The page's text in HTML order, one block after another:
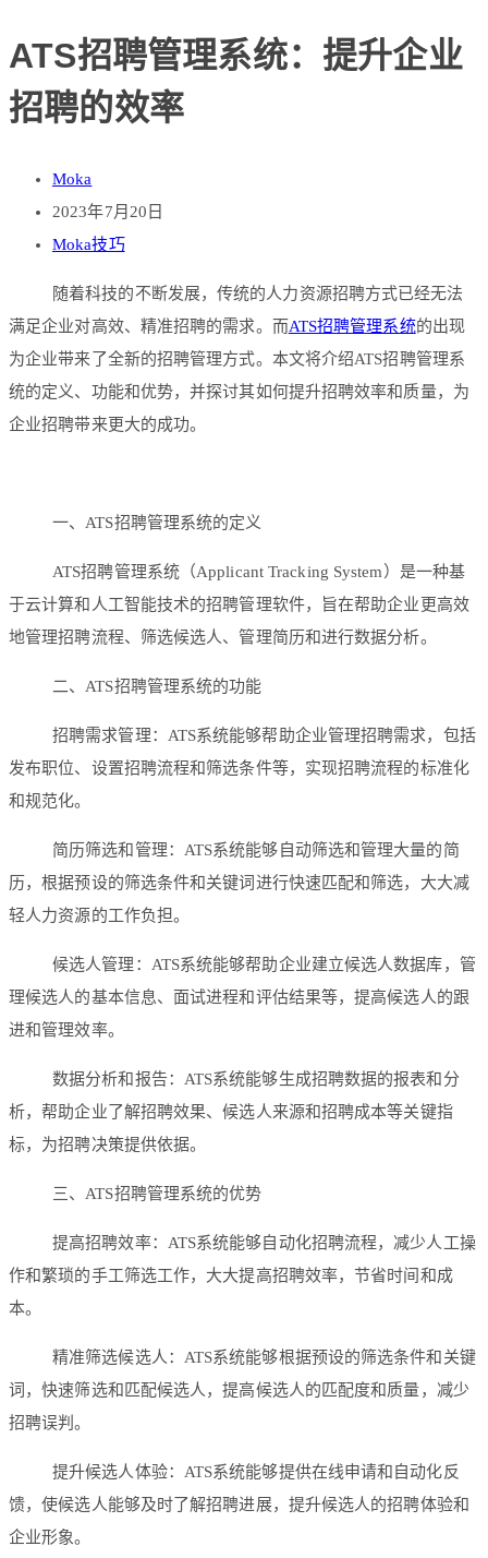
ATS招聘管理系统：提升企业
招聘的效率
Moka
2023年7月20日
Moka技巧
随着科技的不断发展，传统的人力资源招聘方式已经无法
满足企业对高效、精准招聘的需求。而ATS招聘管理系统的出现
为企业带来了全新的招聘管理方式。本文将介绍ATS招聘管理系
统的定义、功能和优势，并探讨其如何提升招聘效率和质量，为
企业招聘带来更大的成功。
一、ATS招聘管理系统的定义
ATS招聘管理系统（Applicant Tracking System）是一种基
于云计算和人工智能技术的招聘管理软件，旨在帮助企业更高效
地管理招聘流程、筛选候选人、管理简历和进行数据分析。
二、ATS招聘管理系统的功能
招聘需求管理：ATS系统能够帮助企业管理招聘需求，包括
发布职位、设置招聘流程和筛选条件等，实现招聘流程的标准化
和规范化。
简历筛选和管理：ATS系统能够自动筛选和管理大量的简
历，根据预设的筛选条件和关键词进行快速匹配和筛选，大大减
轻人力资源的工作负担。
候选人管理：ATS系统能够帮助企业建立候选人数据库，管
理候选人的基本信息、面试进程和评估结果等，提高候选人的跟
进和管理效率。
数据分析和报告：ATS系统能够生成招聘数据的报表和分
析，帮助企业了解招聘效果、候选人来源和招聘成本等关键指
标，为招聘决策提供依据。
三、ATS招聘管理系统的优势
提高招聘效率：ATS系统能够自动化招聘流程，减少人工操
作和繁琐的手工筛选工作，大大提高招聘效率，节省时间和成
本。
精准筛选候选人：ATS系统能够根据预设的筛选条件和关键
词，快速筛选和匹配候选人，提高候选人的匹配度和质量，减少
招聘误判。
提升候选人体验：ATS系统能够提供在线申请和自动化反
馈，使候选人能够及时了解招聘进展，提升候选人的招聘体验和
企业形象。